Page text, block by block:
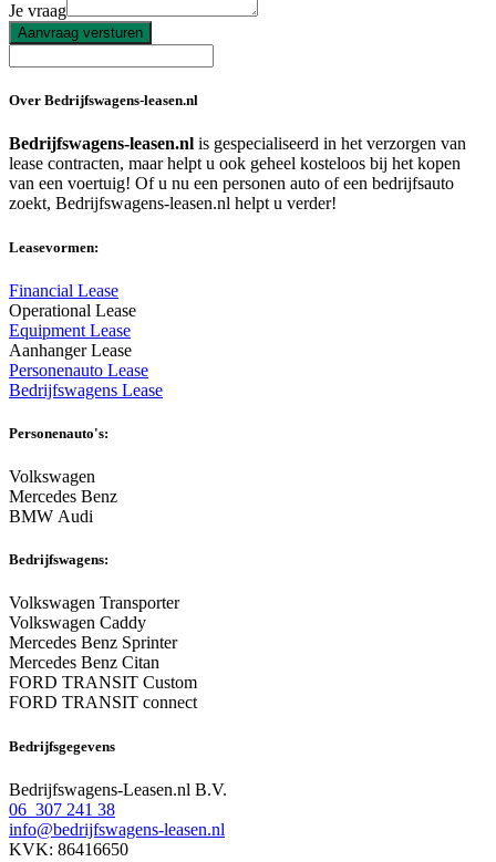
Je vraag
Aanvraag versturen
Over Bedrijfswagens-leasen.nl
Bedrijfswagens-leasen.nl is gespecialiseerd in het verzorgen van
lease contracten, maar helpt u ook geheel kosteloos bij het kopen
van een voertuig! Of u nu een personen auto of een bedrijfsauto
zoekt, Bedrijfswagens-leasen.nl helpt u verder!
Leasevormen:
Financial Lease
Operational Lease
Equipment Lease
Aanhanger Lease
Personenauto Lease
Bedrijfswagens Lease
Personenauto's:
Volkswagen
Mercedes Benz
BMW Audi
Bedrijfswagens:
Volkswagen Transporter
Volkswagen Caddy
Mercedes Benz Sprinter
Mercedes Benz Citan
FORD TRANSIT Custom
FORD TRANSIT connect
Bedrijfsgegevens
Bedrijfswagens-Leasen.nl B.V.
06 307 241 38
info@bedrijfswagens-leasen.nl
KVK: 86416650